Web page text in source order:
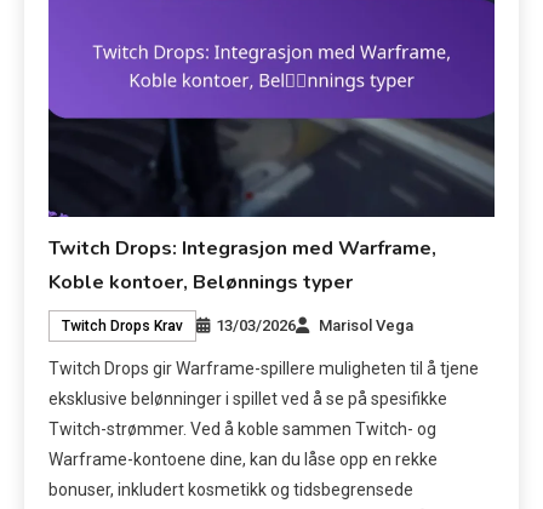
Twitch Drops: Integrasjon med Warframe,
Koble kontoer, Belønnings typer
Twitch Drops Krav 13/03/2026 Marisol Vega
Twitch Drops gir Warframe-spillere muligheten til å tjene
eksklusive belønninger i spillet ved å se på spesifikke
Twitch-strømmer. Ved å koble sammen Twitch- og
Warframe-kontoene dine, kan du låse opp en rekke
bonuser, inkludert kosmetikk og tidsbegrensede